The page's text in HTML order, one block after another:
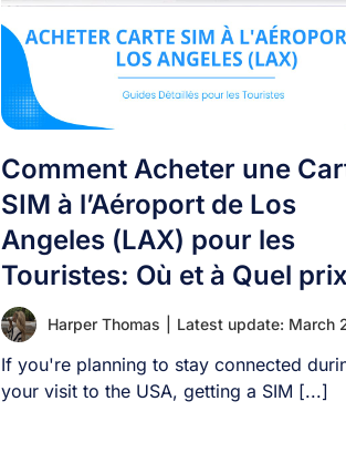
Comment Acheter une
SIM à l’Aéroport de Los
Angeles (LAX) pour les
Touristes: Où et à Quel
Harper Thomas Latest update: March
If you're planning to stay connected
your visit to the USA, getting a SIM [...]